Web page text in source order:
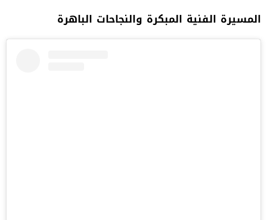
المسيرة الفنية المبكرة والنجاحات الباهرة